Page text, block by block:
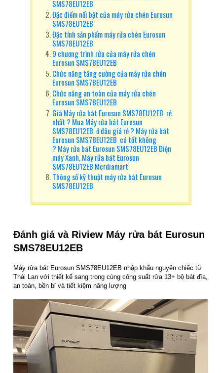
SMS78EU12EB
Đặc điểm nổi bật của máy rửa chén Eurosun
SMS78EU12EB
Đặc tính sản phẩm máy rửa chén Eurosun
SMS78EU12EB
9 chương trình rửa của máy rửa chén
Eurosun SMS78EU12EB
Chức năng tăng cường của máy rửa chén
Eurosun SMS78EU12EB
Chức năng an toàn của máy rửa chén
Eurosun SMS78EU12EB
Giá Máy rửa bát Eurosun SMS78EU12EB rẻ
nhất ? Mua Máy rửa bát Eurosun
SMS78EU12EB ở đâu giá rẻ ? Máy rửa bát
Eurosun SMS78EU12EB có tốt không
? Máy rửa bát Eurosun SMS78EU12EB Điện
máy Xanh, Máy rửa bát Eurosun
SMS78EU12EB Merdiamart
Thông số kỹ thuật máy rửa bát Eurosun
SMS78EU12EB
Đánh giá và Riview Máy rửa bát Eurosun
SMS78EU12EB
Máy rửa bát Eurosun SMS78EU12EB nhập khẩu nguyên chiếc từ
Thái Lan với thiết kế sang trọng cùng công suất rửa 13+ bộ bát đĩa,
an toàn, bền bỉ và tiết kiệm năng lượng